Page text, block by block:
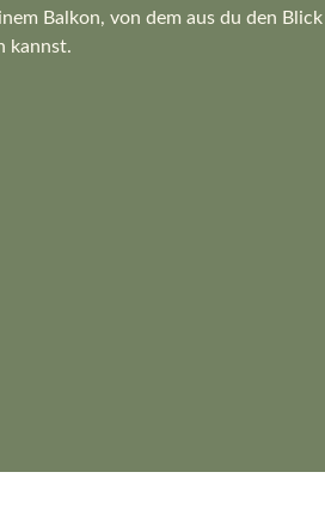
Balkon, von dem aus du den
kannst.